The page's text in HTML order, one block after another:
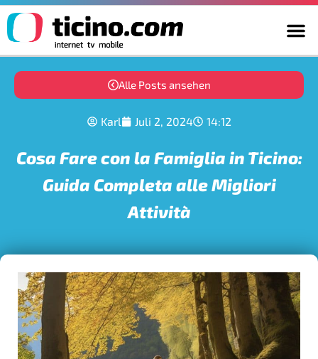
Alle Posts ansehen
Karl Juli 2, 2024 14:12
Cosa Fare con la Famiglia in Ticino:
Guida Completa alle Migliori
Attività